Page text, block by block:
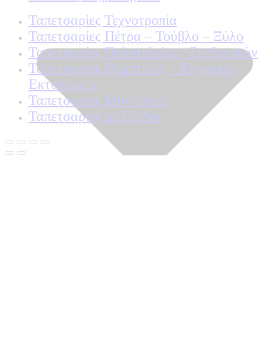
Ταπετσαρίες Τεχνοτροπία
Ταπετσαρίες Πέτρα – Τούβλο – Ξύλο
Ταπετσαρίες Πολυτελείας / Σχεδιαστών
Ταπετσαρίες Θεματικές – Ψηφιακές
Εκτυπώσεις
Ταπετσαρίες Μοντέρνες
Ταπετσαρίες με Σχέδιο